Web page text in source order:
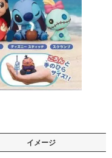
イメージ